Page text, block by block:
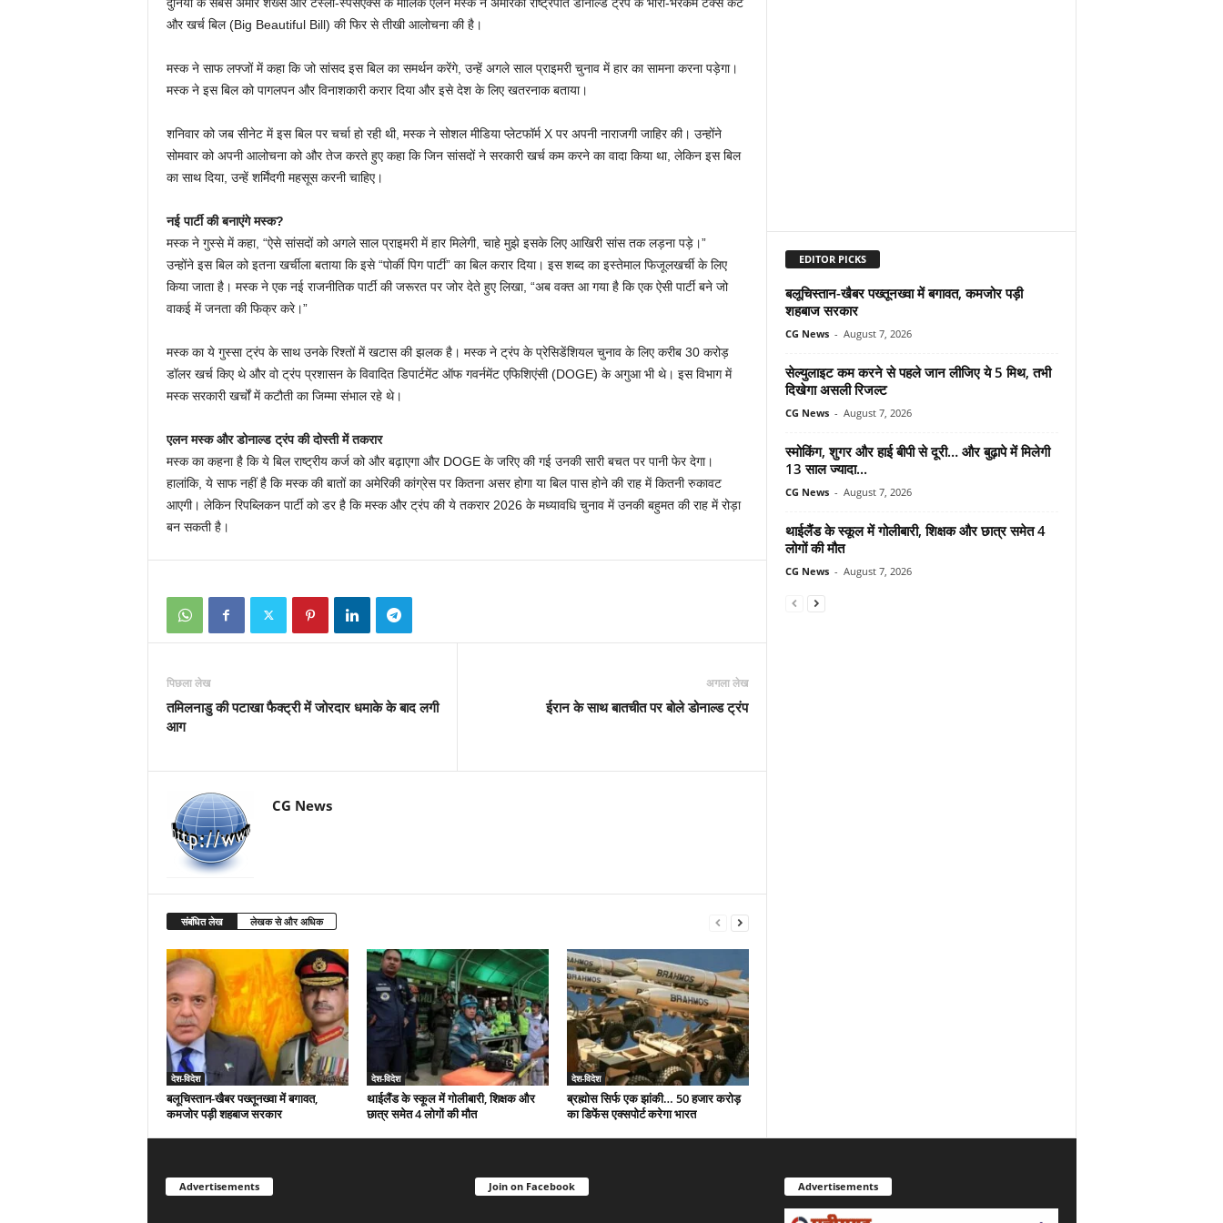
और खर्च बिल (Big Beautiful Bill) की फिर से तीखी आलोचना की है।
मस्क ने साफ लफ्जों में कहा कि जो सांसद इस बिल का समर्थन करेंगे, उन्हें अगले साल प्राइमरी चुनाव में हार का सामना करना पड़ेगा।
मस्क ने इस बिल को पागलपन और विनाशकारी करार दिया और इसे देश के लिए खतरनाक बताया।
शनिवार को जब सीनेट में इस बिल पर चर्चा हो रही थी, मस्क ने सोशल मीडिया प्लेटफॉर्म X पर अपनी नाराजगी जाहिर की। उन्होंने
सोमवार को अपनी आलोचना को और तेज करते हुए कहा कि जिन सांसदों ने सरकारी खर्च कम करने का वादा किया था, लेकिन इस बिल
का साथ दिया, उन्हें शर्मिंदगी महसूस करनी चाहिए।
नई पार्टी की बनाएंगे मस्क?
मस्क ने गुस्से में कहा, “ऐसे सांसदों को अगले साल प्राइमरी में हार मिलेगी, चाहे मुझे इसके लिए आखिरी सांस तक लड़ना पड़े।”
उन्होंने इस बिल को इतना खर्चीला बताया कि इसे “पोर्की पिग पार्टी” का बिल करार दिया। इस शब्द का इस्तेमाल फिजूलखर्ची के लिए
किया जाता है। मस्क ने एक नई राजनीतिक पार्टी की जरूरत पर जोर देते हुए लिखा, “अब वक्त आ गया है कि एक ऐसी पार्टी बने जो
वाकई में जनता की फिक्र करे।”
मस्क का ये गुस्सा ट्रंप के साथ उनके रिश्तों में खटास की झलक है। मस्क ने ट्रंप के प्रेसिडेंशियल चुनाव के लिए करीब 30 करोड़
डॉलर खर्च किए थे और वो ट्रंप प्रशासन के विवादित डिपार्टमेंट ऑफ गवर्नमेंट एफिशिएंसी (DOGE) के अगुआ भी थे। इस विभाग में
मस्क सरकारी खर्चों में कटौती का जिम्मा संभाल रहे थे।
एलन मस्क और डोनाल्ड ट्रंप की दोस्ती में तकरार
मस्क का कहना है कि ये बिल राष्ट्रीय कर्ज को और बढ़ाएगा और DOGE के जरिए की गई उनकी सारी बचत पर पानी फेर देगा।
हालांकि, ये साफ नहीं है कि मस्क की बातों का अमेरिकी कांग्रेस पर कितना असर होगा या बिल पास होने की राह में कितनी रुकावट
आएगी। लेकिन रिपब्लिकन पार्टी को डर है कि मस्क और ट्रंप की ये तकरार 2026 के मध्यावधि चुनाव में उनकी बहुमत की राह में रोड़ा
बन सकती है।
पिछला लेख
तमिलनाडु की पटाखा फैक्ट्री में जोरदार धमाके के बाद लगी
आग
अगला लेख
ईरान के साथ बातचीत पर बोले डोनाल्ड ट्रंप
CG News
संबंधित लेख लेखक से और अधिक
देश-विदेश
बलूचिस्तान-खैबर पख्तूनख्वा में बगावत,
कमजोर पड़ी शहबाज सरकार
देश-विदेश
थाईलैंड के स्कूल में गोलीबारी, शिक्षक और
छात्र समेत 4 लोगों की मौत
देश-विदेश
ब्रह्मोस सिर्फ एक झांकी… 50 हजार करोड़
का डिफेंस एक्सपोर्ट करेगा भारत
EDITOR PICKS
बलूचिस्तान-खैबर पख्तूनख्वा में बगावत, कमजोर पड़ी
शहबाज सरकार
CG News - August 7, 2026
सेल्युलाइट कम करने से पहले जान लीजिए ये 5 मिथ, तभी
दिखेगा असली रिजल्ट
CG News - August 7, 2026
स्मोकिंग, शुगर और हाई बीपी से दूरी… और बुढ़ापे में मिलेगी
13 साल ज्यादा...
CG News - August 7, 2026
थाईलैंड के स्कूल में गोलीबारी, शिक्षक और छात्र समेत 4
लोगों की मौत
CG News - August 7, 2026
Advertisements Join on Facebook Advertisements